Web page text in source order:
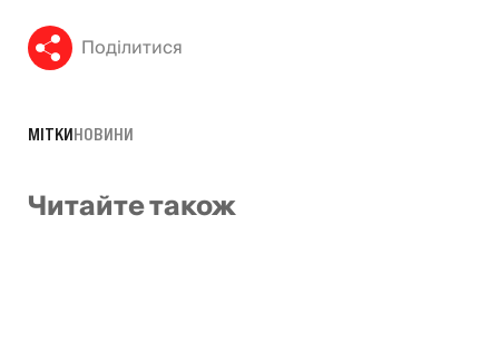
Поділитися
МІТКИНОВИНИ
Читайте також